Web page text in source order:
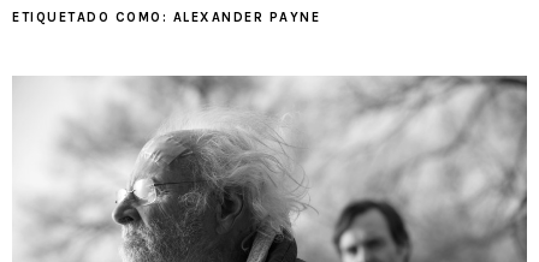
ETIQUETADO COMO: ALEXANDER PAYNE